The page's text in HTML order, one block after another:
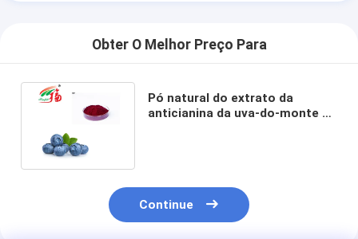
Obter O Melhor Preço Para
Pó natural do extrato da
anticianina da uva-do-monte de
Continue